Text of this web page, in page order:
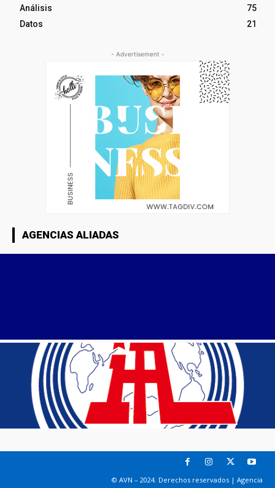
Análisis
75
Datos
21
- Advertisement -
AGENCIAS ALIADAS
© AVN – 2024. Derechos reservados | Agencia